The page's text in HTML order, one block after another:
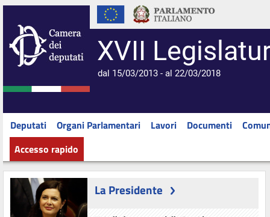
XVII
dal 15/03/2013 - al 22/03/2018
Deputati Organi Parlamentari Lavori Documenti
Accesso rapido
La Presidente